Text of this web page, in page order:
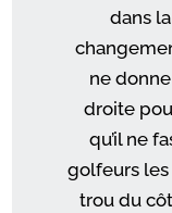
dans
ne
droite
qu’il ne
golfeurs
trou du